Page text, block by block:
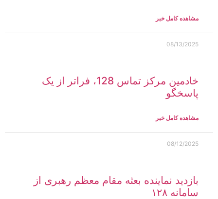
مشاهده کامل خبر
08/13/2025
خادمین مرکز تماس 128، فراتر از یک
پاسخگو
مشاهده کامل خبر
08/12/2025
بازدید نماینده بعثه مقام معظم رهبری از
سامانه ۱۲۸